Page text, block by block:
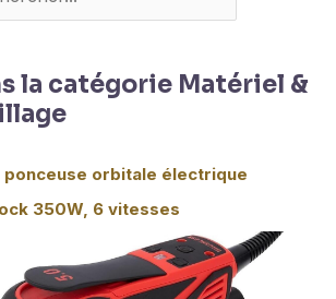
la catégorie Matériel &
ponceuse orbitale électrique
350W, 6 vitesses